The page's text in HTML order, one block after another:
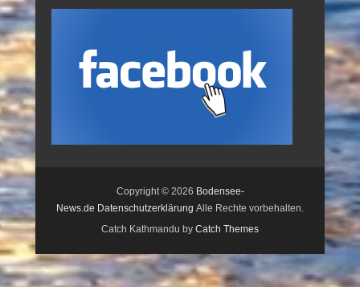
Copyright © 2026 Bodensee-
News.de Datenschutzerklärung Alle Rechte vorbehalten.
Catch Kathmandu by Catch Themes